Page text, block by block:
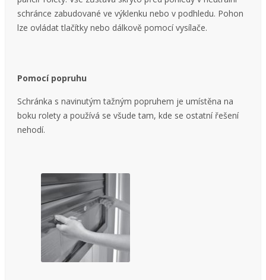
schránce zabudované ve výklenku nebo v podhledu. Pohon
lze ovládat tlačítky nebo dálkově pomocí vysílače.
Pomocí popruhu
Schránka s navinutým tažným popruhem je umístěna na
boku rolety a používá se všude tam, kde se ostatní řešení
nehodí.